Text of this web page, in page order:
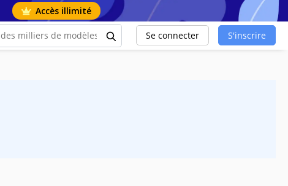
Accès illimité
Se connecter S'inscrire